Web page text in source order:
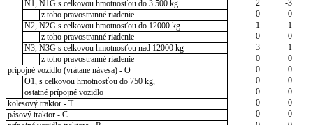
N1, N1G s celkovou hmotnosťou do 3 500 kg
2
-3
z toho pravostranné riadenie
0
0
N2, N2G s celkovou hmotnosťou do 12000 kg
1
1
z toho pravostranné riadenie
0
0
N3, N3G s celkovou hmotnosťou nad 12000 kg
3
1
z toho pravostranné riadenie
0
0
prípojné vozidlo (vrátane návesa) - O
0
0
O1, s celkovou hmotnosťou do 750 kg,
0
0
ostatné prípojné vozidlo
0
0
kolesový traktor - T
0
0
pásový traktor - C
0
0